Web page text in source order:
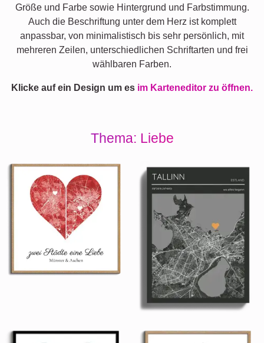
Größe und Farbe sowie Hintergrund und Farbstimmung.
Auch die Beschriftung unter dem Herz ist komplett
anpassbar, von minimalistisch bis sehr persönlich, mit
mehreren Zeilen, unterschiedlichen Schriftarten und frei
wählbaren Farben.
Klicke auf ein Design um es im Karteneditor zu öffnen.
Thema: Liebe